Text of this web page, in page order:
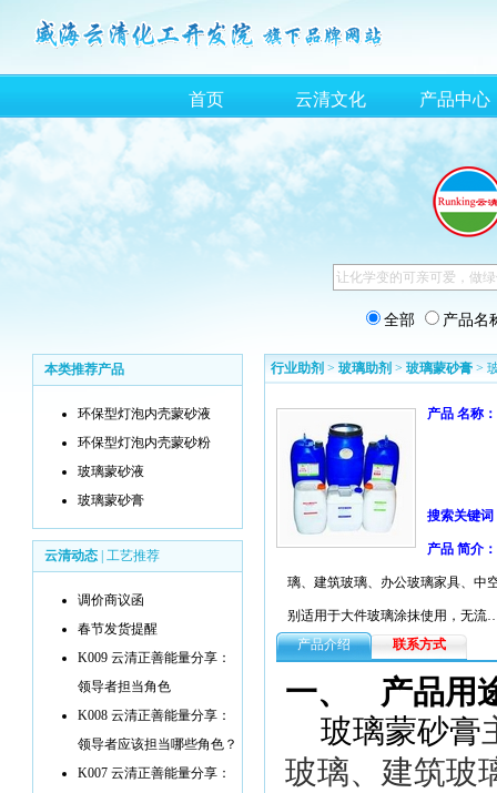
首页 云清文化 产品中心
全部 产品名
本类推荐产品
环保型灯泡内壳蒙砂液
环保型灯泡内壳蒙砂粉
玻璃蒙砂液
玻璃蒙砂膏
云清动态 工艺推荐
调价商议函
春节发货提醒
K009 云清正善能量分享：
领导者担当角色
K008 云清正善能量分享：
领导者应该担当哪些角色？
K007 云清正善能量分享：
行业助剂 > 玻璃助剂 > 玻璃蒙砂膏 >
产品 名称：
搜索关键词
产品 简介：
璃、建筑玻璃、办公玻璃家具、中
别适用于大件玻璃涂抹使用，无
产品介绍
联系方式
一、
产品用
玻璃蒙砂膏
玻璃、建筑玻